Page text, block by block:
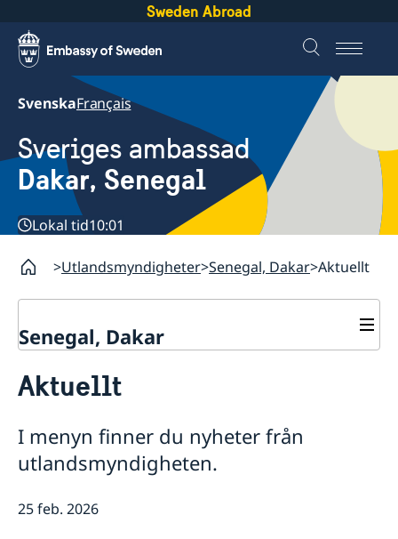
Sweden Abroad
SvenskaFrançais
Sveriges ambassad
Dakar, Senegal
Lokal tid10:01
Utlandsmyndigheter Senegal, Dakar Aktuellt
Senegal, Dakar
Om oss
Lediga tjänster
Dataskyddspolicy (GDPR)
Aktuellt
I menyn finner du nyheter från
utlandsmyndigheten.
25 feb. 2026